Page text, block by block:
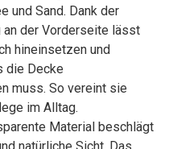
und Sand. Dank der
der Vorderseite lässt
hineinsetzen und
die Decke
muss. So vereint sie
im Alltag.
Material beschlägt